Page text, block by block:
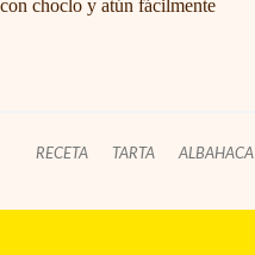
con choclo y atún fácilmente
RECETA TARTA ALBAHACA